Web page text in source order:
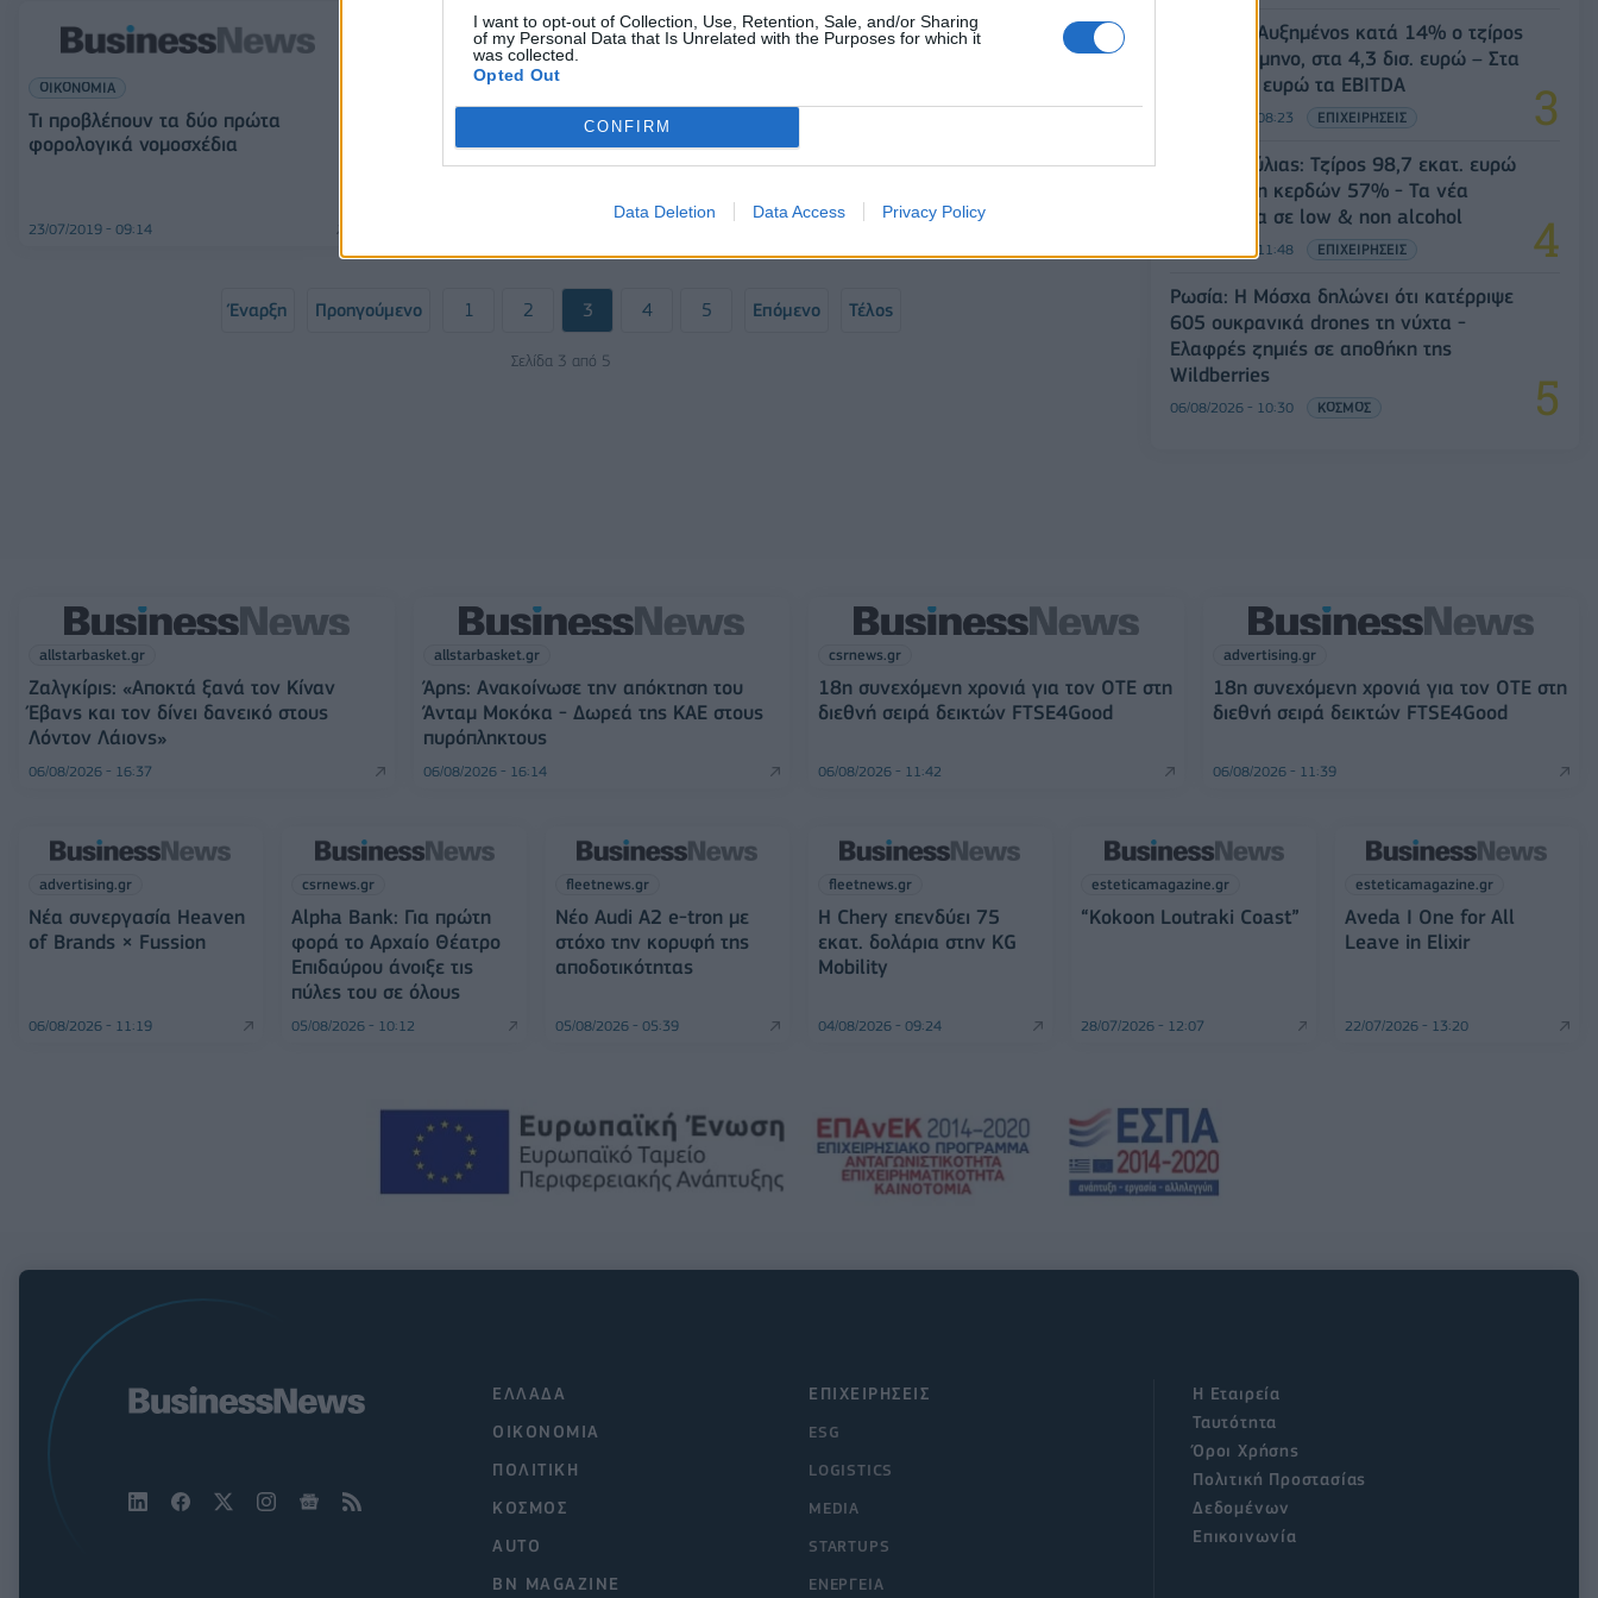
I want to opt-out of Collection, Use, Retention, Sale, and/or Sharing
of my Personal Data that Is Unrelated with the Purposes for which it
was collected.
Opted Out
CONFIRM
Data Deletion Data Access Privacy Policy
ΟΙΚΟΝΟΜΙΑ
Τι προβλέπουν τα δύο πρώτα
φορολογικά νομοσχέδια
23/07/2019 - 09:14
Δραματική προειδοποίηση από
Ένωση Εισαγγελέων: Αποσύρτε τα
λόγω εκλογών
Έναρξη Προηγούμενο 1 2 3 4 5 Επόμενο Τέλος
Σελίδα 3 από 5
Viohalco: Αυξημένος κατά 14% ο τζίρος
στο α' εξάμηνο, στα 4,3 δισ. ευρώ – Στα
446 εκατ. ευρώ τα EBITDA
06/08/2026 - 08:23 ΕΠΙΧΕΙΡΗΣΕΙΣ
Β.Σ. Καρούλιας: Τζίρος 98,7 εκατ. ευρώ
και αύξηση κερδών 57% - Τα νέα
στοιχήματα σε low & non alcohol
06/08/2026 - 11:48 ΕΠΙΧΕΙΡΗΣΕΙΣ
Ρωσία: Η Μόσχα δηλώνει ότι κατέρριψε
605 ουκρανικά drones τη νύχτα -
Ελαφρές ζημιές σε αποθήκη της
Wildberries
06/08/2026 - 10:30 ΚΟΣΜΟΣ
allstarbasket.gr
Ζαλγκίρις: «Αποκτά ξανά τον Κίναν
Έβανς και τον δίνει δανεικό στους
Λόντον Λάιονς»
06/08/2026 - 16:37
allstarbasket.gr
Άρης: Ανακοίνωσε την απόκτηση του
Άνταμ Μοκόκα - Δωρεά της ΚΑΕ στους
πυρόπληκτους
06/08/2026 - 16:14
csrnews.gr
18η συνεχόμενη χρονιά για τον ΟΤΕ στη
διεθνή σειρά δεικτών FTSE4Good
06/08/2026 - 11:42
advertising.gr
18η συνεχόμενη χρονιά για τον ΟΤΕ στη
διεθνή σειρά δεικτών FTSE4Good
06/08/2026 - 11:39
advertising.gr
Νέα συνεργασία Heaven
of Brands × Fussion
06/08/2026 - 11:19
csrnews.gr
Alpha Bank: Για πρώτη
φορά το Αρχαίο Θέατρο
Επιδαύρου άνοιξε τις
πύλες του σε όλους
05/08/2026 - 10:12
fleetnews.gr
Νέο Audi A2 e-tron με
στόχο την κορυφή της
αποδοτικότητας
05/08/2026 - 05:39
fleetnews.gr
Η Chery επενδύει 75
εκατ. δολάρια στην KG
Mobility
04/08/2026 - 09:24
esteticamagazine.gr
“Kokoon Loutraki Coast”
28/07/2026 - 12:07
esteticamagazine.gr
Aveda I One for All
Leave in Elixir
22/07/2026 - 13:20
ΕΠΙΧΕΙΡΗΣΕΙΣ
ESG
LOGISTICS
MEDIA
STARTUPS
ΕΝΕΡΓΕΙΑ
ΕΛΛΑΔΑ
ΟΙΚΟΝΟΜΙΑ
ΠΟΛΙΤΙΚΗ
ΚΟΣΜΟΣ
AUTO
BN MAGAZINE
Η Εταιρεία
Ταυτότητα
Όροι Χρήσης
Πολιτική Προστασίας
Δεδομένων
Επικοινωνία